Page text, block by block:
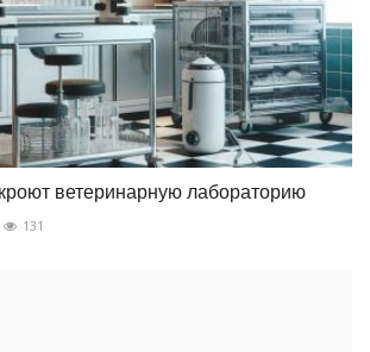
ветеринарную лабораторию
131